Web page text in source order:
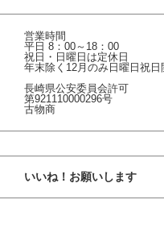
営業時間
平日 8：00～18：00
祝日・日曜日は定休日
年末除く12月のみ日曜日祝日
長崎県公安委員会許可
第921110000296号
古物商
いいね！お願いします